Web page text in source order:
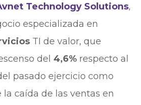
Technology Solutions,
especializada en
TI de valor, que
del 4,6% respecto al
pasado ejercicio como
caída de las ventas en